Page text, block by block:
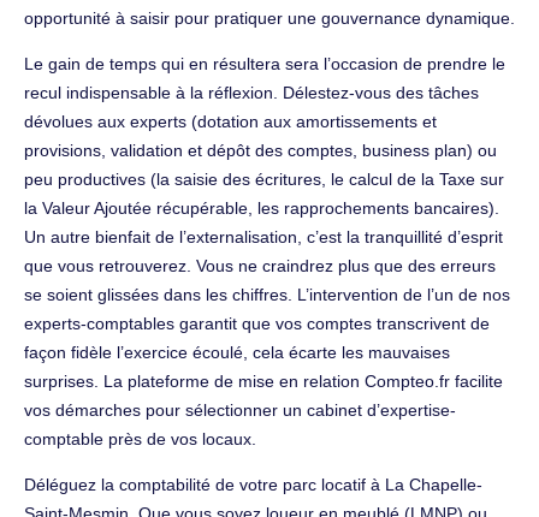
opportunité à saisir pour pratiquer une gouvernance dynamique.
Le gain de temps qui en résultera sera l’occasion de prendre le
recul indispensable à la réflexion. Délestez-vous des tâches
dévolues aux experts (dotation aux amortissements et
provisions, validation et dépôt des comptes, business plan) ou
peu productives (la saisie des écritures, le calcul de la Taxe sur
la Valeur Ajoutée récupérable, les rapprochements bancaires).
Un autre bienfait de l’externalisation, c’est la tranquillité d’esprit
que vous retrouverez. Vous ne craindrez plus que des erreurs
se soient glissées dans les chiffres. L’intervention de l’un de nos
experts-comptables garantit que vos comptes transcrivent de
façon fidèle l’exercice écoulé, cela écarte les mauvaises
surprises. La plateforme de mise en relation Compteo.fr facilite
vos démarches pour sélectionner un cabinet d’expertise-
comptable près de vos locaux.
Déléguez la comptabilité de votre parc locatif à La Chapelle-
Saint-Mesmin. Que vous soyez loueur en meublé (LMNP) ou